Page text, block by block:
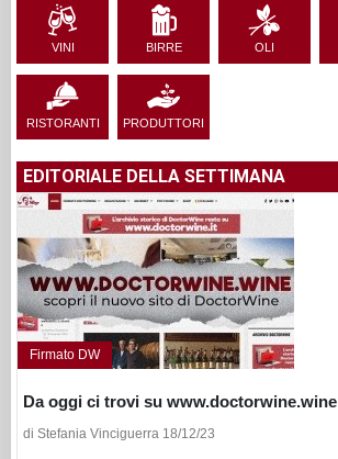
VINI BIRRE OLI
RISTORANTI PRODUTTORI
EDITORIALE DELLA SETTIMANA
Firmato DW
Da oggi ci trovi su www.doctorwine.wine
di Stefania Vinciguerra 18/12/23